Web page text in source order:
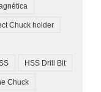
Chuck holder
HSS Drill Bit
Chuck